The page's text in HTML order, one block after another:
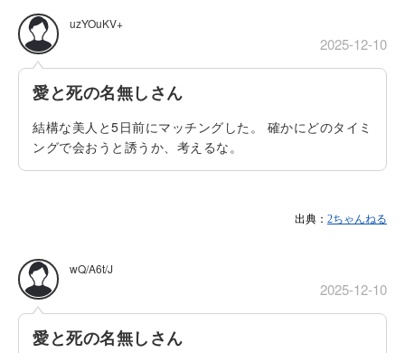
uzYOuKV+
2025-12-10
愛と死の名無しさん
結構な美人と5日前にマッチングした。 確かにどのタイミ
ングで会おうと誘うか、考えるな。
出典： 2ちゃんねる
wQ/A6t/J
2025-12-10
愛と死の名無しさん